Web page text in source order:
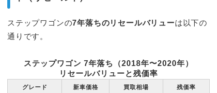
ステップワゴンの7年落ちのリセールバリューは以下の
通りです。
ステップワゴン 7年落ち（2018年〜2020年）
リセールバリューと残価率
グレード 新車価格 買取相場 残価率